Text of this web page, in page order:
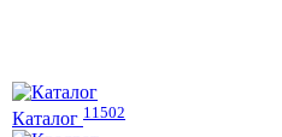
Каталог 11502